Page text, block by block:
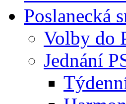
Poslanecká
Volby do
Jednání